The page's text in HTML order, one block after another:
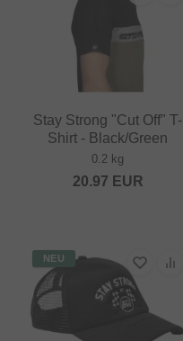
Stay Strong "Cut Off" T-
Shirt - Black/Green
0.2 kg
20.97 EUR
NEU